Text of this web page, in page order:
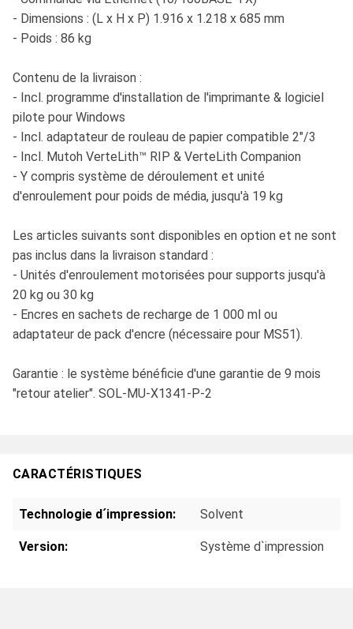
- Dimensions : (L x H x P) 1.916 x 1.218 x 685 mm
- Poids : 86 kg
Contenu de la livraison :
- Incl. programme d'installation de l'imprimante & logiciel
pilote pour Windows
- Incl. adaptateur de rouleau de papier compatible 2"/3
- Incl. Mutoh VerteLith™ RIP & VerteLith Companion
- Y compris système de déroulement et unité
d'enroulement pour poids de média, jusqu'à 19 kg
Les articles suivants sont disponibles en option et ne sont
pas inclus dans la livraison standard :
- Unités d'enroulement motorisées pour supports jusqu'à
20 kg ou 30 kg
- Encres en sachets de recharge de 1 000 ml ou
adaptateur de pack d'encre (nécessaire pour MS51).
Garantie : le système bénéficie d'une garantie de 9 mois
"retour atelier". SOL-MU-X1341-P-2
CARACTÉRISTIQUES
Technologie d´impression: Solvent
Version: Système d`impression